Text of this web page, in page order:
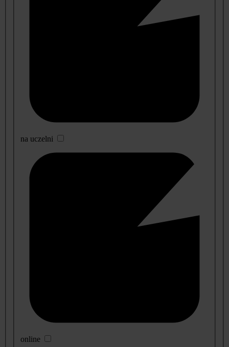
na uczelni
online